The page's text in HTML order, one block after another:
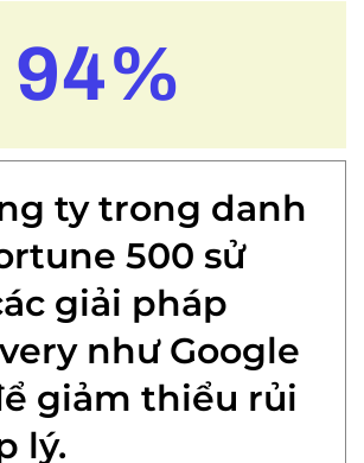
94%
ty trong danh
500 sử
giải pháp
như Google
giảm thiểu rủi
lý.